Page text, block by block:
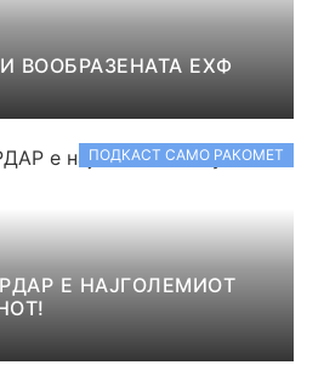
ВООБРАЗЕНАТА ЕХФ
ПОДКАСТ САМО РАКОМЕТ
Е НАЈГОЛЕМИОТ